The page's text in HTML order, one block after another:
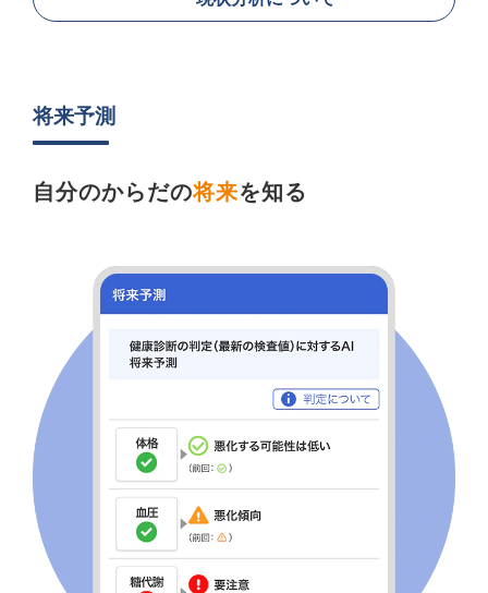
将来予測
自分のからだの将来を知る